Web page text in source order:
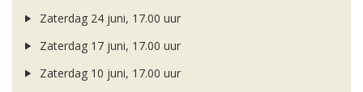
Zaterdag 24 juni, 17.00 uur
Zaterdag 17 juni, 17.00 uur
Zaterdag 10 juni, 17.00 uur